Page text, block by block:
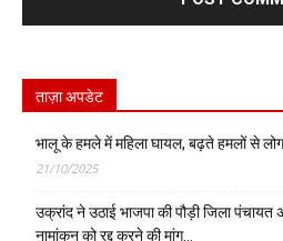
ताज़ा अपडेट
भालू के हमले में महिला घायल, बढ़ते हमलों से
21/10/2025
उक्रांद ने उठाई भाजपा की पौड़ी जिला पंचायत
नामांकन को रद्द करने की मांग…